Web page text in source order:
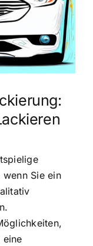
Sie ein
eine